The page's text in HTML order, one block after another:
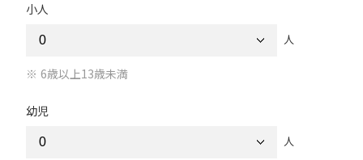
小人
人
6歳以上13歳未満
幼児
人